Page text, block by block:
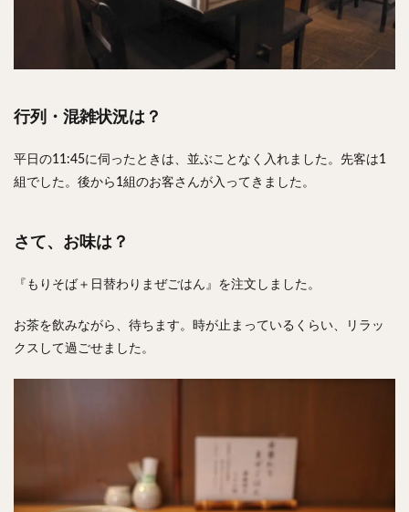
行列・混雑状況は？
平日の11:45に伺ったときは、並ぶことなく入れました。先客は1
組でした。後から1組のお客さんが入ってきました。
さて、お味は？
『もりそば＋日替わりまぜごはん』を注文しました。
お茶を飲みながら、待ちます。時が止まっているくらい、リラッ
クスして過ごせました。